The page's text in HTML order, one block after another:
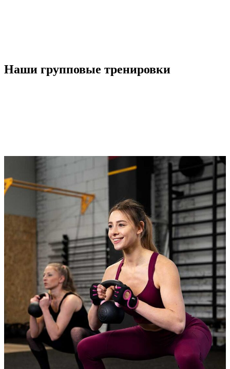
Наши групповые тренировки